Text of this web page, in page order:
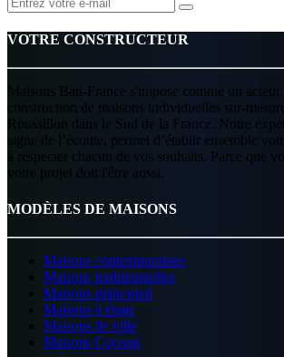
VOTRE CONSTRUCTEUR
Maisons Bati-France s'impose comme un acteur
construction de maisons individuelles sur-
Roussillon dans le Sud de la France. Notre
signe de l’écoute, permet d’établir ensemble
à respecter chacun de vos souhaits. Parce que
votre projet doit l'être aussi.
MODÈLES DE MAISONS
Maisons contemporaines
Maisons traditionnelles
Maisons plain-pied
Maisons à étage
Maisons de ville
Maisons Cocoon